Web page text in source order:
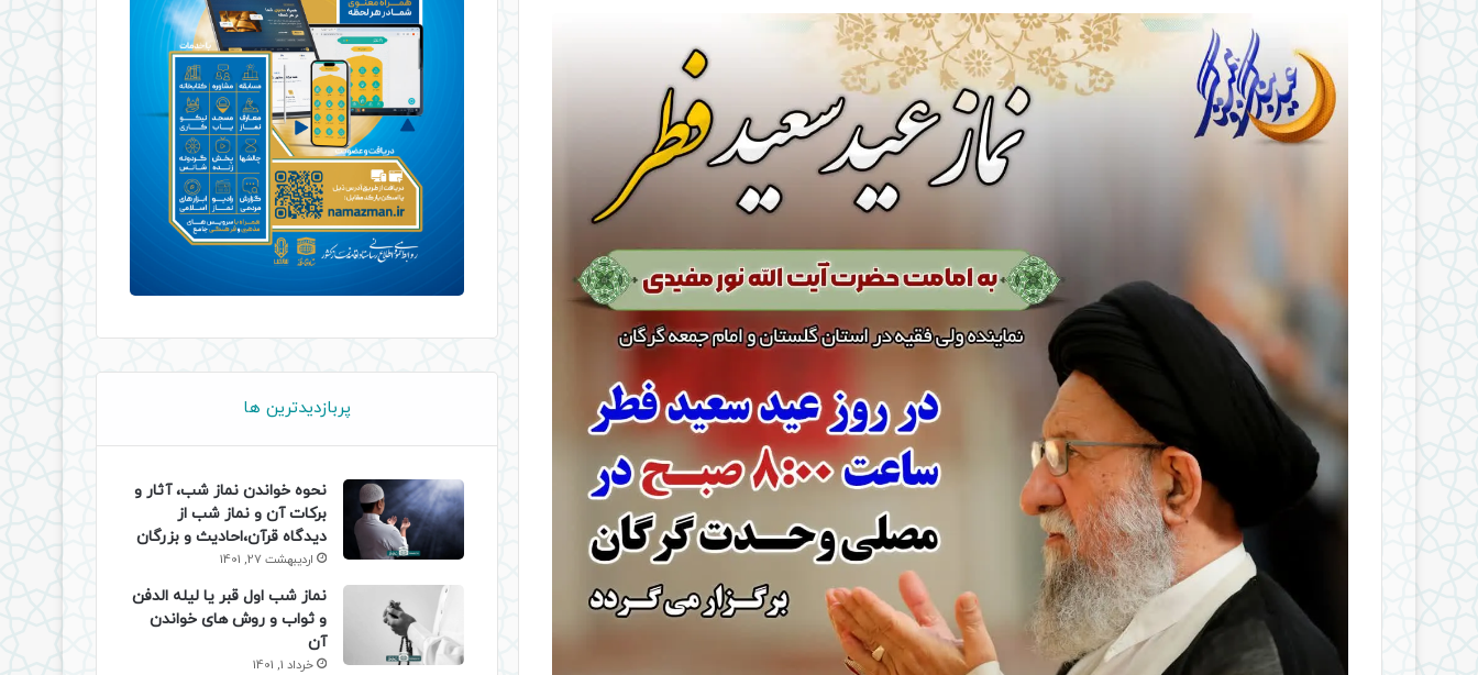
پربازدیدترین ها
نحوه خواندن نماز شب، آثار و
برکات آن و نماز شب از
دیدگاه قرآن،احادیث و بزرگان
اردیبهشت 27, 1401
نماز شب اول قبر یا لیله الدفن
و ثواب و روش های خواندن
آن
خرداد 1, 1401